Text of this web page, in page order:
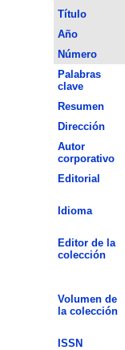
Título
Año
Número
Palabras
clave
Resumen
Dirección
Autor
corporativo
Editorial
Idioma
Editor de la
colección
Volumen de
la colección
ISSN